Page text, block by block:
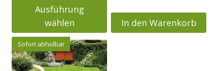
359000 Ft
Ausführung
wählen
Dieses
Produkt
weist
145000 Ft128000 Ft.
In den Warenkorb
Sofort abholbar